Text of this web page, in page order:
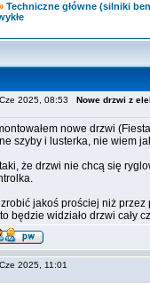
Techniczne główne (silniki
Cze 2025, 08:53 Nowe drzwi z
nowe drzwi
szyby i lusterka, nie wiem
że drzwi nie chcą się
jakoś prościej niż
będzie widziało drzwi cały
Cze 2025, 11:01